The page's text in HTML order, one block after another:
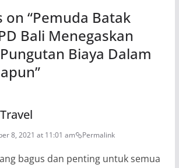
on “Pemuda Batak
Bali Menegaskan
Biaya Dalam
”
8, 2021 at 11:01 am Permalink
bagus dan penting untuk semua